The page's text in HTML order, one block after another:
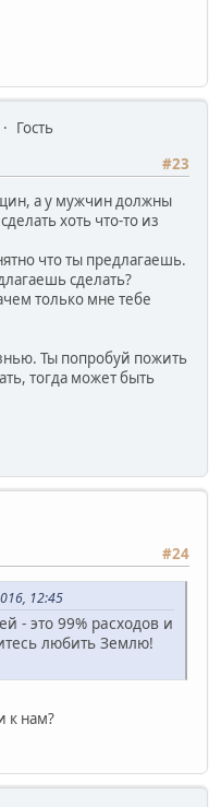
Гость
#23
а у мужчин должны
хоть что-то из
что ты предлагаешь.
сделать?
только мне тебе
Ты попробуй пожить
тогда может быть
#24
12:45
- это 99% расходов и
любить Землю!
к нам?